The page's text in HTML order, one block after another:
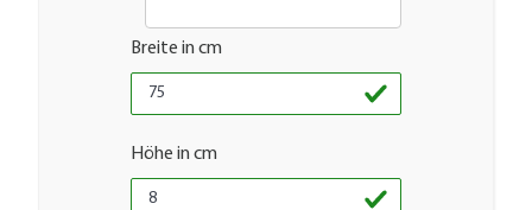
Breite in cm
Höhe in cm